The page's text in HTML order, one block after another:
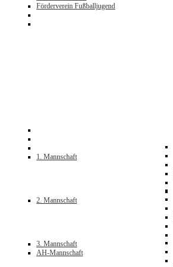
Förderverein Fußballjugend
1. Mannschaft
2. Mannschaft
3. Mannschaft
AH-Mannschaft